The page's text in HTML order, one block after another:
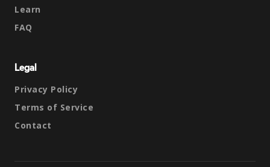
Learn
FAQ
Legal
Privacy Policy
Terms of Service
Contact